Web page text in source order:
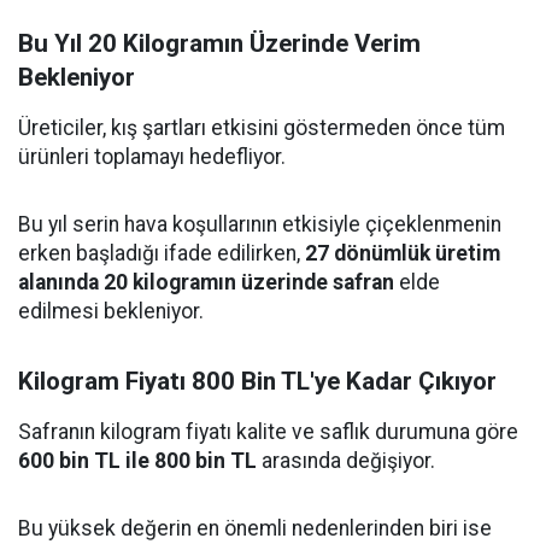
Bu Yıl 20 Kilogramın Üzerinde Verim
Bekleniyor
Üreticiler, kış şartları etkisini göstermeden önce tüm
ürünleri toplamayı hedefliyor.
Bu yıl serin hava koşullarının etkisiyle çiçeklenmenin
erken başladığı ifade edilirken, 27 dönümlük üretim
alanında 20 kilogramın üzerinde safran elde
edilmesi bekleniyor.
Kilogram Fiyatı 800 Bin TL'ye Kadar Çıkıyor
Safranın kilogram fiyatı kalite ve saflık durumuna göre
600 bin TL ile 800 bin TL arasında değişiyor.
Bu yüksek değerin en önemli nedenlerinden biri ise